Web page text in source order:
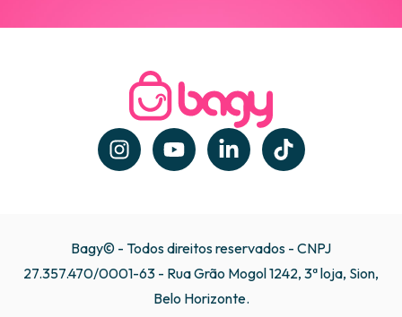
Bagy© - Todos direitos reservados - CNPJ
27.357.470/0001-63 - Rua Grão Mogol 1242, 3ª loja, Sion,
Belo Horizonte.